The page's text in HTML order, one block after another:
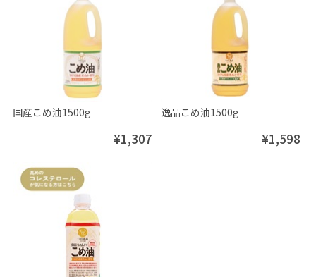
国産こめ油1500g
¥1,307
逸品こめ油1500g
¥1,598